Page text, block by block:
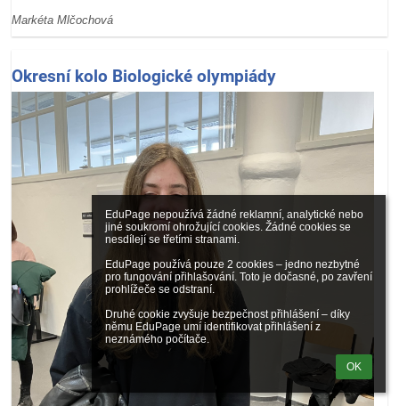
EduPage nepoužívá žádné reklamní, analytické nebo
jiné soukromí ohrožující cookies. Žádné cookies se
nesdílejí se třetími stranami.
EduPage používá pouze 2 cookies – jedno nezbytné
pro fungování přihlašování. Toto je dočasné, po zavření
prohlížeče se odstraní.
Druhé cookie zvyšuje bezpečnost přihlášení – díky
němu EduPage umí identifikovat přihlášení z
neznámého počítače.
OK
Markéta Mlčochová
Okresní kolo Biologické olympiády